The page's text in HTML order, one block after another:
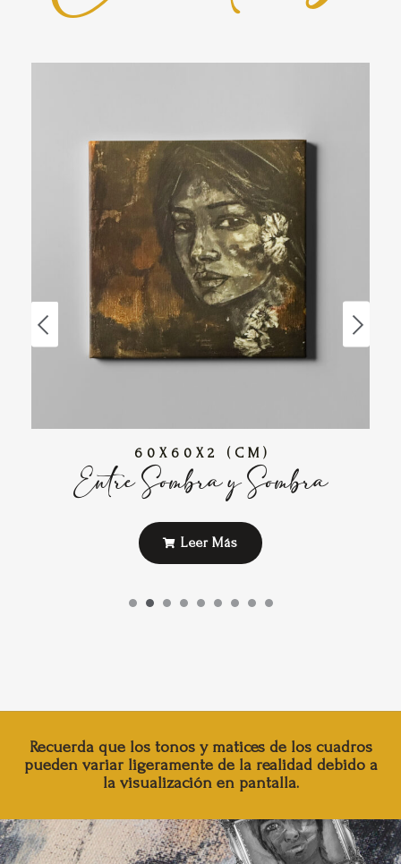
60X60X2 (CM)
Entre Sombra y Sombra
Leer Más
Recuerda que los tonos y matices de los cuadros
pueden variar ligeramente de la realidad debido a
la visualización en pantalla.